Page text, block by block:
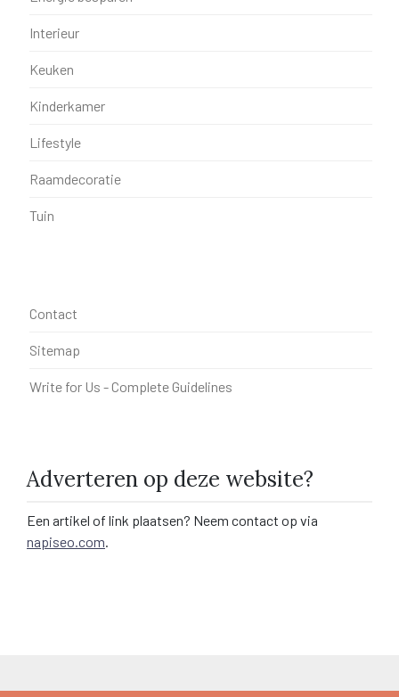
Interieur
Keuken
Kinderkamer
Lifestyle
Raamdecoratie
Tuin
Contact
Sitemap
Write for Us - Complete Guidelines
Adverteren op deze website?
Een artikel of link plaatsen? Neem contact op via
napiseo.com.